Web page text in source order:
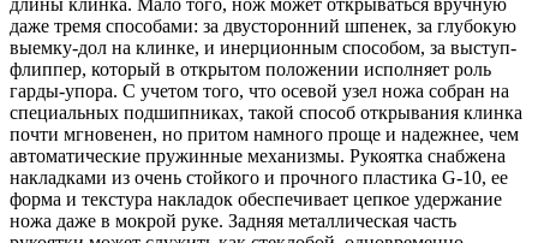
даже тремя способами: за двусторонний шпенек, за глубокую
выемку-дол на клинке, и инерционным способом, за выступ-
флиппер, который в открытом положении исполняет роль
гарды-упора. С учетом того, что осевой узел ножа собран на
специальных подшипниках, такой способ открывания клинка
почти мгновенен, но притом намного проще и надежнее, чем
автоматические пружинные механизмы. Рукоятка снабжена
накладками из очень стойкого и прочного пластика G-10, ее
форма и текстура накладок обеспечивает цепкое удержание
ножа даже в мокрой руке. Задняя металлическая часть